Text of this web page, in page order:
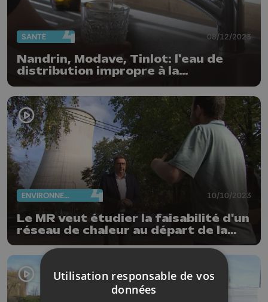
SANTÉ 08/12/2023
Nandrin, Modave, Tinlot: l'eau de
distribution impropre à la
villages
ENVIRONNEMENT 10/10/2023
Le MR veut étudier la faisabilité d'un
réseau de chaleur au départ de la
centrale de Tihange
Utilisation responsable de vos
données